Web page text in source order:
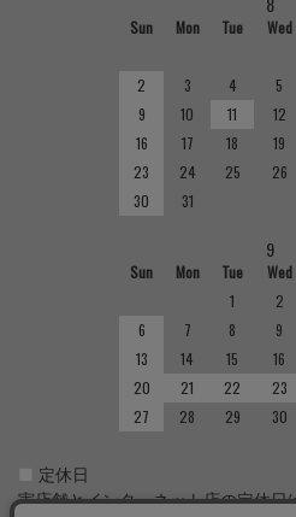
Sun Mon Tue Wed
2
3 4 5
9
10 11 12
16
17 18 19
23
24 25 26
30
31
9
Sun Mon Tue Wed
1
2
6
7 8 9
13
14 15 16
20
21 22 23
27
28 29 30
定休日
実店舗とインターネット店の定休日